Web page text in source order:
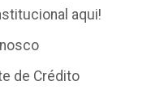
aqui!
de Crédito